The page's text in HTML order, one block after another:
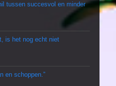
tussen succesvol en minder
is het nog echt niet
en schoppen.”